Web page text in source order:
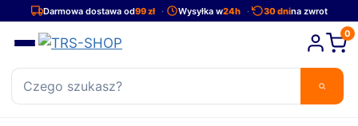
PrzejdźDarmowa dostawa od99 zł Wysyłka w24h 30 dnina zwrot
0